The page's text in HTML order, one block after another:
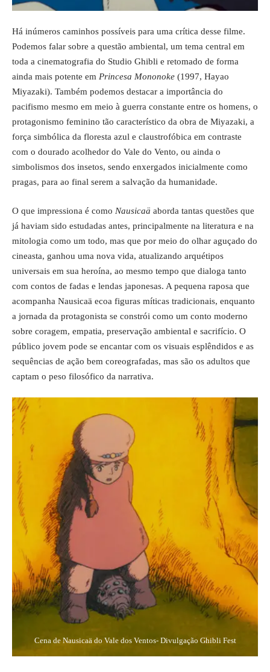
Há inúmeros caminhos possíveis para uma crítica desse filme.
Podemos falar sobre a questão ambiental, um tema central em
toda a cinematografia do Studio Ghibli e retomado de forma
ainda mais potente em Princesa Mononoke (1997, Hayao
Miyazaki). Também podemos destacar a importância do
pacifismo mesmo em meio à guerra constante entre os homens, o
protagonismo feminino tão característico da obra de Miyazaki, a
força simbólica da floresta azul e claustrofóbica em contraste
com o dourado acolhedor do Vale do Vento, ou ainda o
simbolismos dos insetos, sendo enxergados inicialmente como
pragas, para ao final serem a salvação da humanidade.
O que impressiona é como Nausicaä aborda tantas questões que
já haviam sido estudadas antes, principalmente na literatura e na
mitologia como um todo, mas que por meio do olhar aguçado do
cineasta, ganhou uma nova vida, atualizando arquétipos
universais em sua heroína, ao mesmo tempo que dialoga tanto
com contos de fadas e lendas japonesas. A pequena raposa que
acompanha Nausicaä ecoa figuras míticas tradicionais, enquanto
a jornada da protagonista se constrói como um conto moderno
sobre coragem, empatia, preservação ambiental e sacrifício. O
público jovem pode se encantar com os visuais esplêndidos e as
sequências de ação bem coreografadas, mas são os adultos que
captam o peso filosófico da narrativa.
Cena de Nausicaä do Vale dos Ventos- Divulgação Ghibli Fest